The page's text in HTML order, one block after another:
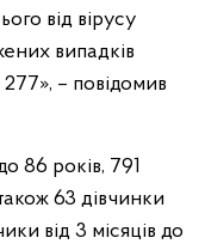
від вірусу
випадків
– повідомив
86 років, 791
63 дівчинки
від 3 місяців до